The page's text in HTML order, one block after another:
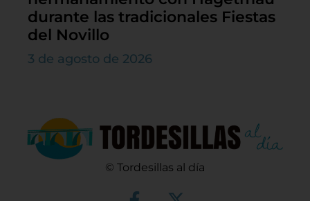
durante las tradicionales Fiestas
del Novillo
3 de agosto de 2026
© Tordesillas al día